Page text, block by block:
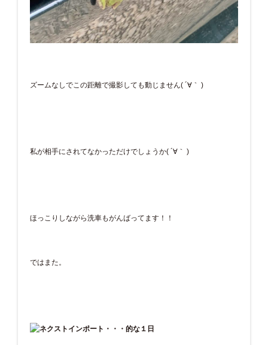
ズームなしでこの距離で撮影しても動じません( ´∀｀ )
私が相手にされてなかっただけでしょうか( ´∀｀ )
ほっこりしながら洗車もがんばってます！！
ではまた。